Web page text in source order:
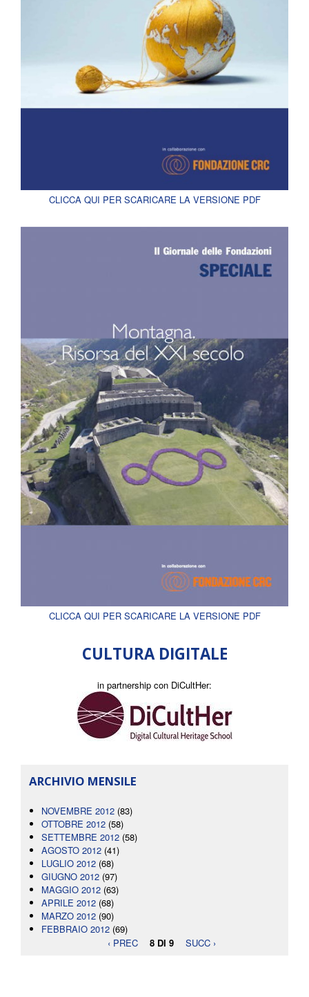
CLICCA QUI PER SCARICARE LA VERSIONE PDF
CLICCA QUI PER SCARICARE LA VERSIONE PDF
CULTURA DIGITALE
in partnership con DiCultHer:
ARCHIVIO MENSILE
NOVEMBRE 2012 (83)
OTTOBRE 2012 (58)
SETTEMBRE 2012 (58)
AGOSTO 2012 (41)
LUGLIO 2012 (68)
GIUGNO 2012 (97)
MAGGIO 2012 (63)
APRILE 2012 (68)
MARZO 2012 (90)
FEBBRAIO 2012 (69)
‹ PREC
8 DI 9 SUCC ›